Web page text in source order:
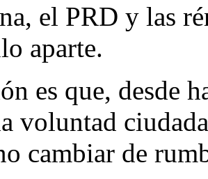
el PRD y las
aparte.
es que, desde
voluntad
cambiar de